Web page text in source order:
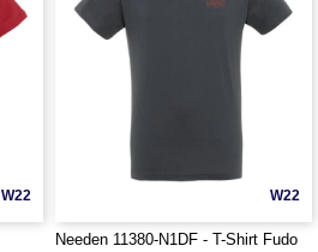
W22 W22
Needen 11380-N1DF - T-Shirt Fudo